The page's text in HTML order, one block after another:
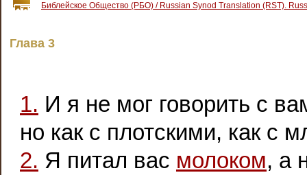
Библейское Общество (РБО) / Russian Synod Translation (RST).
Глава 3
1. И я не мог говорить с
но как с плотскими, как с
2. Я питал вас молоком, а